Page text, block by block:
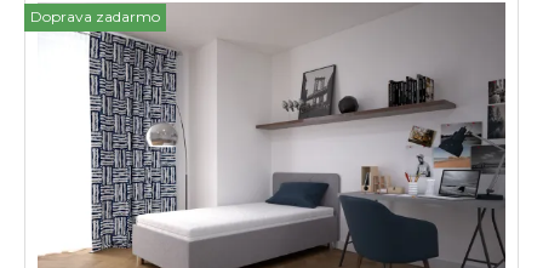
Doprava zadarmo